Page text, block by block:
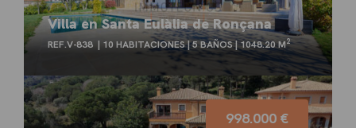
Villa en Santa Eulàlia de Ronçana
REF.V-838 10 HABITACIONES 5 BAÑOS 1048.20 M2
998.000 €